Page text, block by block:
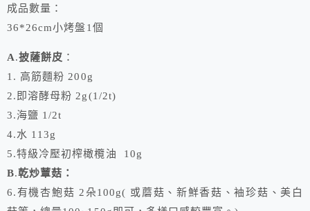
成品數量：
36*26cm小烤盤1個
A.披薩餅皮 ：
1. 高筋麵粉 200g
2.即溶酵母粉 2g(1/2t)
3.海鹽 1/2t
4.水 113g
5.特級冷壓初榨橄欖油 10g
B.乾炒蕈菇：
6.有機杏鮑菇 2朵100g( 或蘑菇、新鮮香菇、袖珍菇、美白